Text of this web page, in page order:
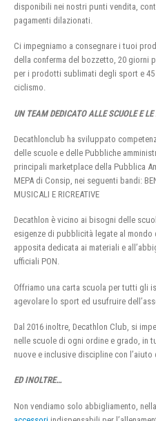
disponibili nei nostri punti vendita,
pagamenti dilazionati.
Ci impegniamo a consegnare i tuoi
della conferma del bozzetto, 20 giorni
per i prodotti sublimati degli sport e
ciclismo.
UN TEAM DEDICATO ALLE SCUOLE E LE
Decathlonclub ha sviluppato
delle scuole e delle Pubbliche
principali marketplace della Pubblica
MEPA di Consip, nei seguenti bandi:
MUSICALI E RICREATIVE
Decathlon è vicino ai bisogni delle
esigenze di pubblicità legate al mondo
apposita dedicata ai materiali e
ufficiali PON.
Offriamo una carta scuola per tutti gli
agevolare lo sport ed usufruire
Dal 2016 inoltre, Decathlon Club, si
nelle scuole di ogni ordine e grado, in
nuove e inclusive discipline con
ED INOLTRE…
Non vendiamo solo abbigliamento,